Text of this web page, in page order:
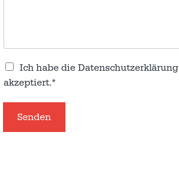
Ich habe die Datenschutzerklärung
akzeptiert.*
Senden